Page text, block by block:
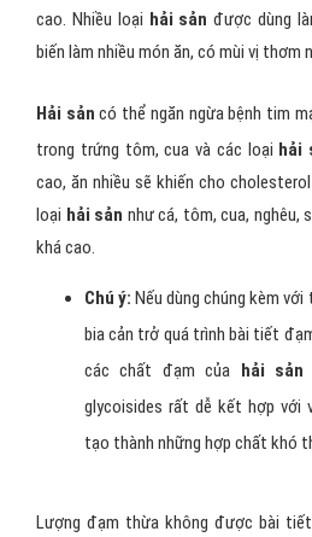
cao. Nhiều loại hải sản được dùng
biến làm nhiều món ăn, có mùi vị thơm
Hải sản có thể ngăn ngừa bệnh tim
trong trứng tôm, cua và các loại hải
cao, ăn nhiều sẽ khiến cho
loại hải sản như cá, tôm, cua, nghêu,
khá cao.
Chú ý: Nếu dùng chúng kèm
bia cản trở quá trình bài tiết
các chất đạm của hải
glycoisides rất dễ kết hợp với
tạo thành những hợp chất khó
Lượng đạm thừa không được bài